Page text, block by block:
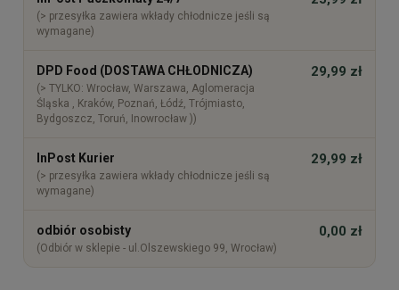
(> przesyłka zawiera wkłady chłodnicze jeśli są
wymagane)
DPD Food (DOSTAWA CHŁODNICZA)
(> TYLKO: Wrocław, Warszawa, Aglomeracja
Śląska , Kraków, Poznań, Łódź, Trójmiasto,
Bydgoszcz, Toruń, Inowrocław ))
29,99 zł
InPost Kurier
(> przesyłka zawiera wkłady chłodnicze jeśli są
wymagane)
29,99 zł
odbiór osobisty
(Odbiór w sklepie - ul.Olszewskiego 99, Wrocław)
0,00 zł